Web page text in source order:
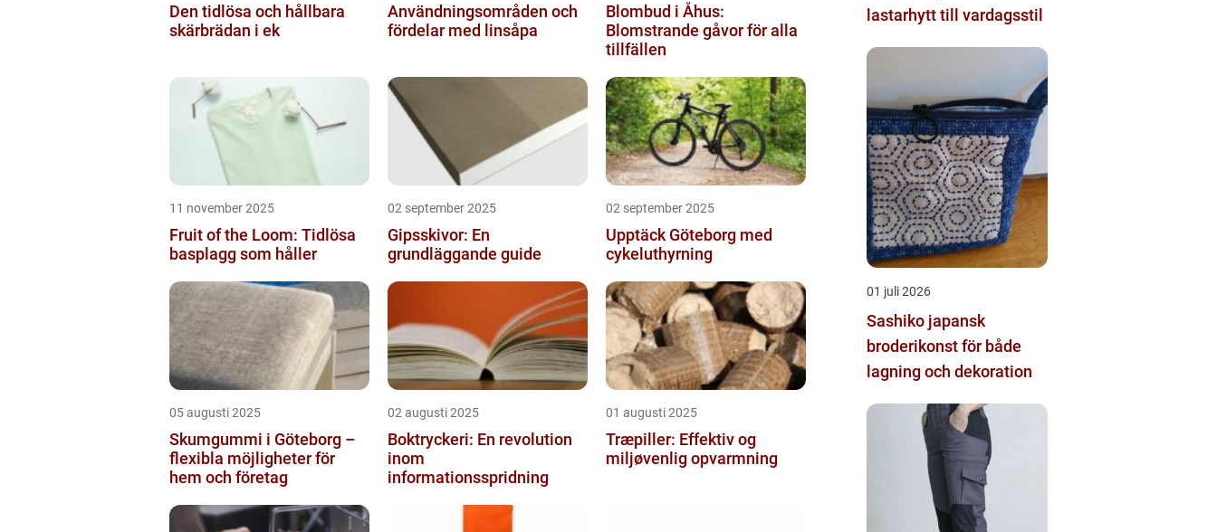
Den tidlösa och hållbara
skärbrädan i ek
Användningsområden och
fördelar med linsåpa
Blombud i Åhus:
Blomstrande gåvor för alla
tillfällen
11 november 2025
Fruit of the Loom: Tidlösa
basplagg som håller
02 september 2025
Gipsskivor: En
grundläggande guide
02 september 2025
Upptäck Göteborg med
cykeluthyrning
05 augusti 2025
Skumgummi i Göteborg –
flexibla möjligheter för
hem och företag
02 augusti 2025
Boktryckeri: En revolution
inom
informationsspridning
01 augusti 2025
Træpiller: Effektiv og
miljøvenlig opvarmning
lastarhytt till vardagsstil
01 juli 2026
Sashiko japansk
broderikonst för både
lagning och dekoration